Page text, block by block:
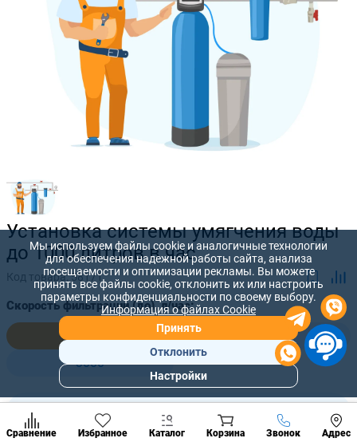
Установка системы умягчения воды
до 1000 литров в час
Код товара:58171
Скорость фильтрации (до), л/час:
3000
5 600 лей
5 000 лей +
Сравнение Избранное Каталог Корзина Звонок Адрес
Позвонить
разделы
Мы используем файлы cookie и аналогичные технологии
для обеспечения надежной работы сайта, анализа
посещаемости и оптимизации рекламы. Вы можете
принять все файлы cookie, отклонить их или настроить
параметры конфиденциальности по своему выбору.
Информация о файлах Cookie
Принять
Отклонить
Настройки